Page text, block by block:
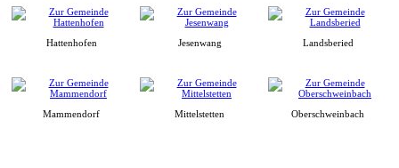
Hattenhofen Jesenwang Landsberied
Mammendorf Mittelstetten Oberschweinbach